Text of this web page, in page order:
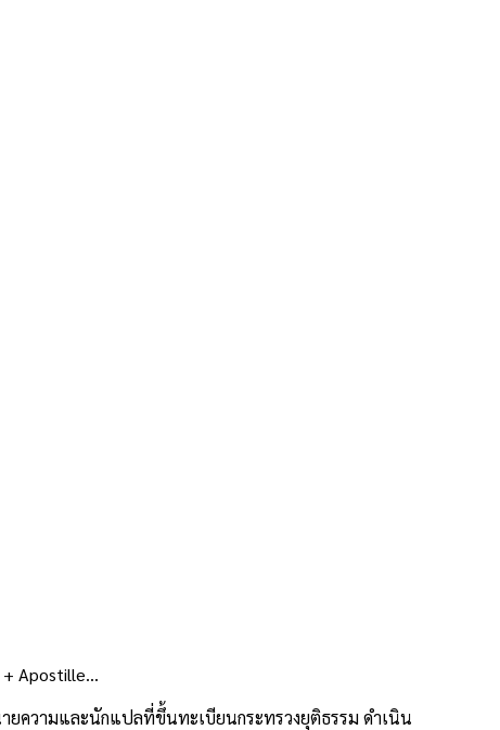
+ Apostille…
ยความและนักแปลที่ขึ้นทะเบียนกระทรวงยุติธรรม ดำเนิน